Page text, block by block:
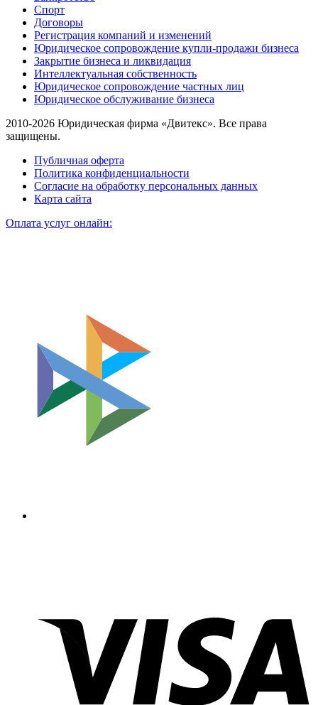
Спорт
Договоры
Регистрация компаний и изменений
Юридическое сопровождение купли-продажи бизнеса
Закрытие бизнеса и ликвидация
Интеллектуальная собственность
Юридическое сопровождение частных лиц
Юридическое обслуживание бизнеса
2010-2026 Юридическая фирма «Двитекс». Все права
защищены.
Публичная оферта
Политика конфиденциальности
Согласие на обработку персональных данных
Карта сайта
Оплата услуг онлайн: